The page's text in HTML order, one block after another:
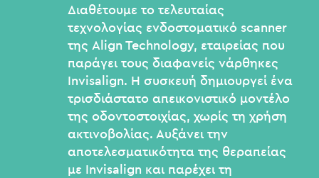
Διαθέτουμε το τελευταίας
τεχνολογίας ενδοστοματικό scanner
της Align Technology, εταιρείας που
παράγει τους διαφανείς νάρθηκες
Invisalign. Η συσκευή δημιουργεί ένα
τρισδιάστατο απεικονιστικό μοντέλο
της οδοντοστοιχίας, χωρίς τη χρήση
ακτινοβολίας. Αυξάνει την
αποτελεσματικότητα της θεραπείας
με Invisalign και παρέχει τη